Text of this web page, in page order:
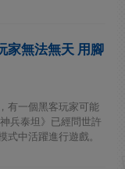
家無法無天 用腳
有一個黑客玩家可能
兵泰坦》已經問世許
式中活躍進行遊戲。